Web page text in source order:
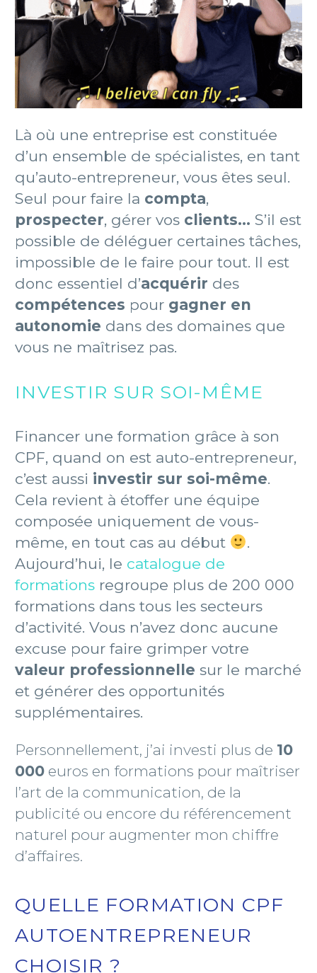
Là où une entreprise est constituée
d’un ensemble de spécialistes, en tant
qu’auto-entrepreneur, vous êtes seul.
Seul pour faire la compta,
prospecter, gérer vos clients… S’il est
possible de déléguer certaines tâches,
impossible de le faire pour tout. Il est
donc essentiel d’acquérir des
compétences pour gagner en
autonomie dans des domaines que
vous ne maîtrisez pas.
INVESTIR SUR SOI-MÊME
Financer une formation grâce à son
CPF, quand on est auto-entrepreneur,
c’est aussi investir sur soi-même.
Cela revient à étoffer une équipe
composée uniquement de vous-
même, en tout cas au début
.
Aujourd’hui, le catalogue de
formations regroupe plus de 200 000
formations dans tous les secteurs
d’activité. Vous n’avez donc aucune
excuse pour faire grimper votre
valeur professionnelle sur le marché
et générer des opportunités
supplémentaires.
Personnellement, j’ai investi plus de 10
000 euros en formations pour maîtriser
l’art de la communication, de la
publicité ou encore du référencement
naturel pour augmenter mon chiffre
d’affaires.
QUELLE FORMATION CPF
AUTOENTREPRENEUR
CHOISIR ?